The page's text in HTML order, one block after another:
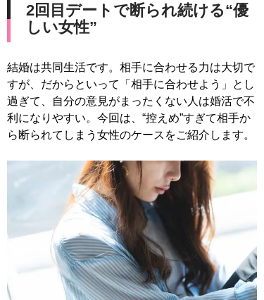
2回目デートで断られ続ける“優
しい女性”
結婚は共同生活です。相手に合わせる力は大切で
すが、だからといって「相手に合わせよう」とし
過ぎて、自分の意見がまったくない人は婚活で不
利になりやすい。今回は、“控えめ”すぎて相手か
ら断られてしまう女性のケースをご紹介します。